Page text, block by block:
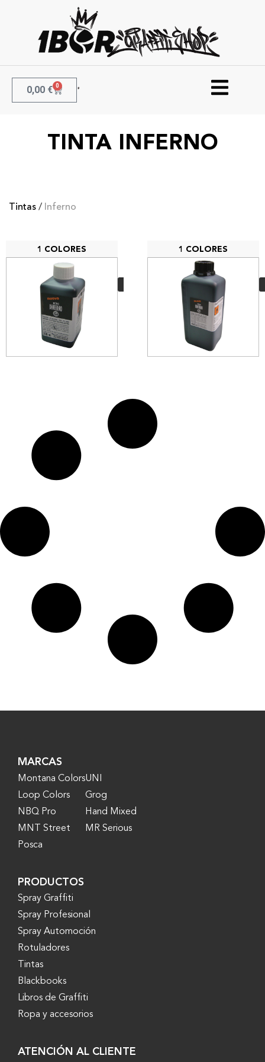
0,00 € 0
TINTA INFERNO
Tintas / Inferno
1 COLORES
Tinta Inferno 250ml
VER MÁS
1 COLORES
MARCAS
Montana Colors
Loop Colors
NBQ Pro
MNT Street
Posca
UNI
Grog
Hand Mixed
MR Serious
PRODUCTOS
Spray Graffiti
Spray Profesional
Spray Automoción
Rotuladores
Tintas
Blackbooks
Libros de Graffiti
Ropa y accesorios
ATENCIÓN AL CLIENTE